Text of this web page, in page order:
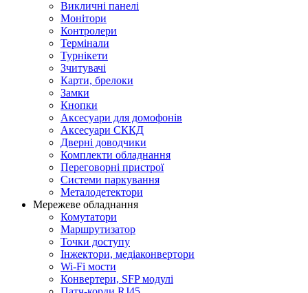
Викличні панелі
Монітори
Контролери
Термінали
Турнікети
Зчитувачі
Карти, брелоки
Замки
Кнопки
Аксесуари для домофонів
Аксесуари СККД
Дверні доводчики
Комплекти обладнання
Переговорні пристрої
Системи паркування
Металодетектори
Мережеве обладнання
Комутатори
Маршрутизатор
Точки доступу
Інжектори, медіаконвертори
Wi-Fi мости
Конвертери, SFP модулі